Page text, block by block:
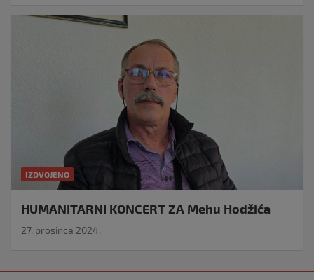
IZDVOJENO
HUMANITARNI KONCERT ZA Mehu Hodžića
27. prosinca 2024.